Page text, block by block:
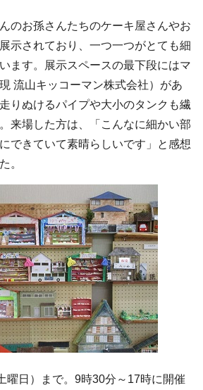
のお孫さんたちのケーキ屋さんやお
示されており、一つ一つがとても細
ます。展示スペースの最下段にはマ
流山キッコーマン株式会社）があ
りぬけるパイプや大小のタンクも繊
来場した方は、「こんなに細かい部
できていて素晴らしいです」と感想
。
日）まで。9時30分～17時に開催